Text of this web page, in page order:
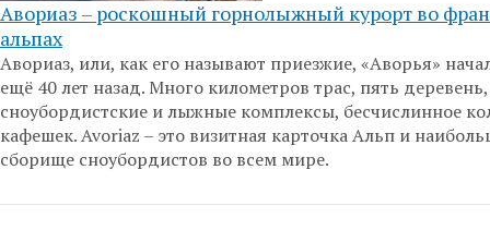
Авориаз – роскошный горнолыжный курорт во
альпах
Авориаз, или, как его называют приезжие, «Аворья»
ещё 40 лет назад. Много километров трас, пять деревень,
сноубордистские и лыжные комплексы, бесчислинное
кафешек. Avoriaz – это визитная карточка Альп и
сборище сноубордистов во всем мире.